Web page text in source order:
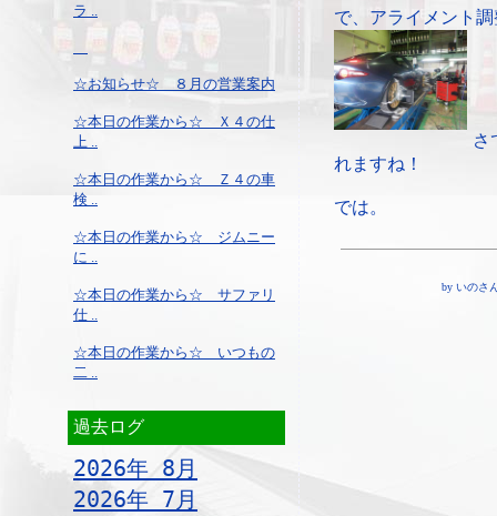
ラ ..
☆お知らせ☆ ８月の営業案内
☆本日の作業から☆ Ｘ４の仕
上 ..
☆本日の作業から☆ Ｚ４の車
検 ..
☆本日の作業から☆ ジムニー
に ..
☆本日の作業から☆ サファリ
仕 ..
☆本日の作業から☆ いつもの
二 ..
過去ログ
2026年 8月
2026年 7月
で、アライメント
さ
れますね！
では。
by いのさ